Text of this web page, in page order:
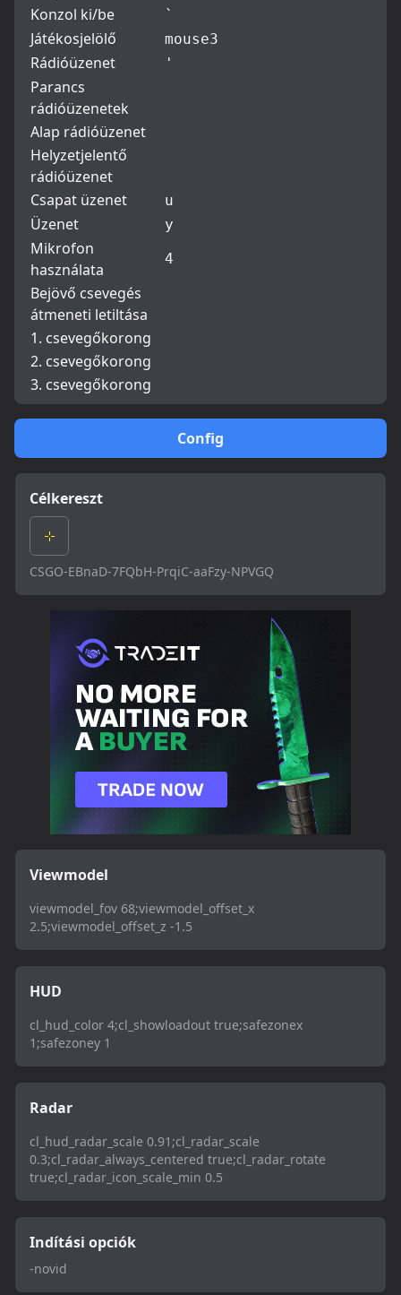
Config
Célkereszt
CSGO-EBnaD-7FQbH-PrqiC-aaFzy-NPVGQ
Viewmodel
viewmodel_fov 68;viewmodel_offset_x
2.5;viewmodel_offset_z -1.5
HUD
cl_hud_color 4;cl_showloadout true;safezonex
1;safezoney 1
Radar
cl_hud_radar_scale 0.91;cl_radar_scale
0.3;cl_radar_always_centered true;cl_radar_rotate
true;cl_radar_icon_scale_min 0.5
Indítási opciók
-novid
Konzol ki/be `
Játékosjelölő mouse3
Rádióüzenet '
Parancs
rádióüzenetek
Alap rádióüzenet
Helyzetjelentő
rádióüzenet
Csapat üzenet
u
Üzenet y
Mikrofon
használata
4
Bejövő csevegés
átmeneti letiltása
1. csevegőkorong
2. csevegőkorong
3. csevegőkorong